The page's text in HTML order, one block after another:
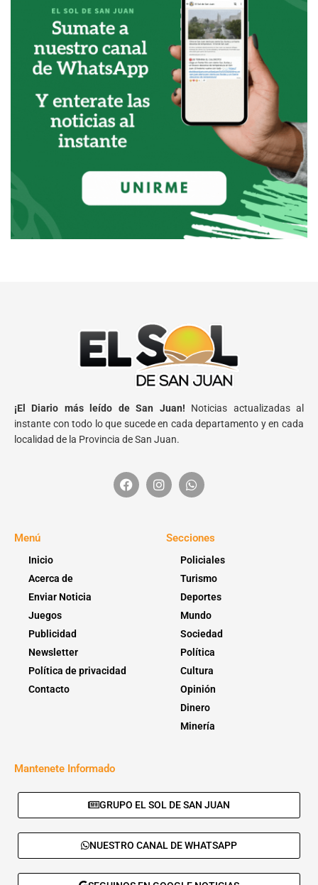
¡El Diario más leído de San Juan! Noticias actualizadas al
instante con todo lo que sucede en cada departamento y en cada
localidad de la Provincia de San Juan.
Menú
Inicio
Acerca de
Enviar Noticia
Juegos
Publicidad
Newsletter
Política de privacidad
Contacto
Secciones
Policiales
Turismo
Deportes
Mundo
Sociedad
Política
Cultura
Opinión
Dinero
Minería
Mantenete Informado
GRUPO EL SOL DE SAN JUAN
NUESTRO CANAL DE WHATSAPP